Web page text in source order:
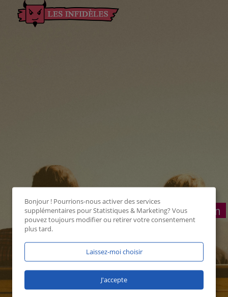
Connexion
Bonjour ! Pourrions-nous activer des services
supplémentaires pourStatistiques & Marketing? Vous
pouvez toujours modifier ou retirer votre consentement
plus tard.
Laissez-moi choisir
J'accepte